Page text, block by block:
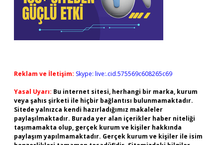
Reklam ve İletişim: Skype: live:.cid.575569c608265c69
Yasal Uyarı: Bu internet sitesi, herhangi bir marka, kurum
veya şahıs şirketi ile hiçbir bağlantısı bulunmamaktadır.
Sitede yalnızca kendi hazırladığımız makaleler
paylaşılmaktadır. Burada yer alan içerikler haber niteliği
taşımamakta olup, gerçek kurum ve kişiler hakkında
paylaşım yapılmamaktadır. Gerçek kurum ve kişiler ile isim